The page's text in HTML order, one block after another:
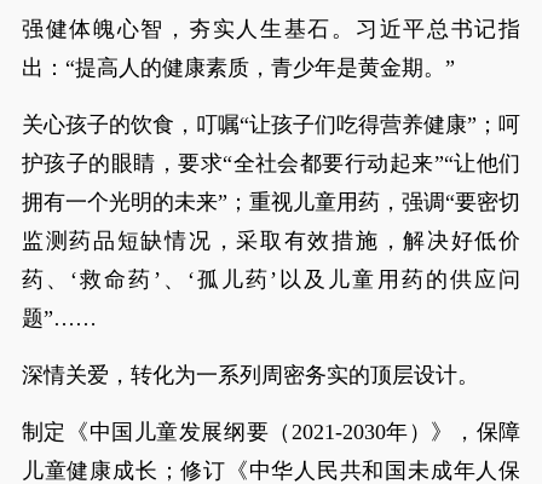
强健体魄心智，夯实人生基石。习近平总书记指
出：“提高人的健康素质，青少年是黄金期。”
关心孩子的饮食，叮嘱“让孩子们吃得营养健康”；呵
护孩子的眼睛，要求“全社会都要行动起来”“让他们
拥有一个光明的未来”；重视儿童用药，强调“要密切
监测药品短缺情况，采取有效措施，解决好低价
药、‘救命药’、‘孤儿药’以及儿童用药的供应问
题”……
深情关爱，转化为一系列周密务实的顶层设计。
制定《中国儿童发展纲要（2021-2030年）》，保障
儿童健康成长；修订《中华人民共和国未成年人保